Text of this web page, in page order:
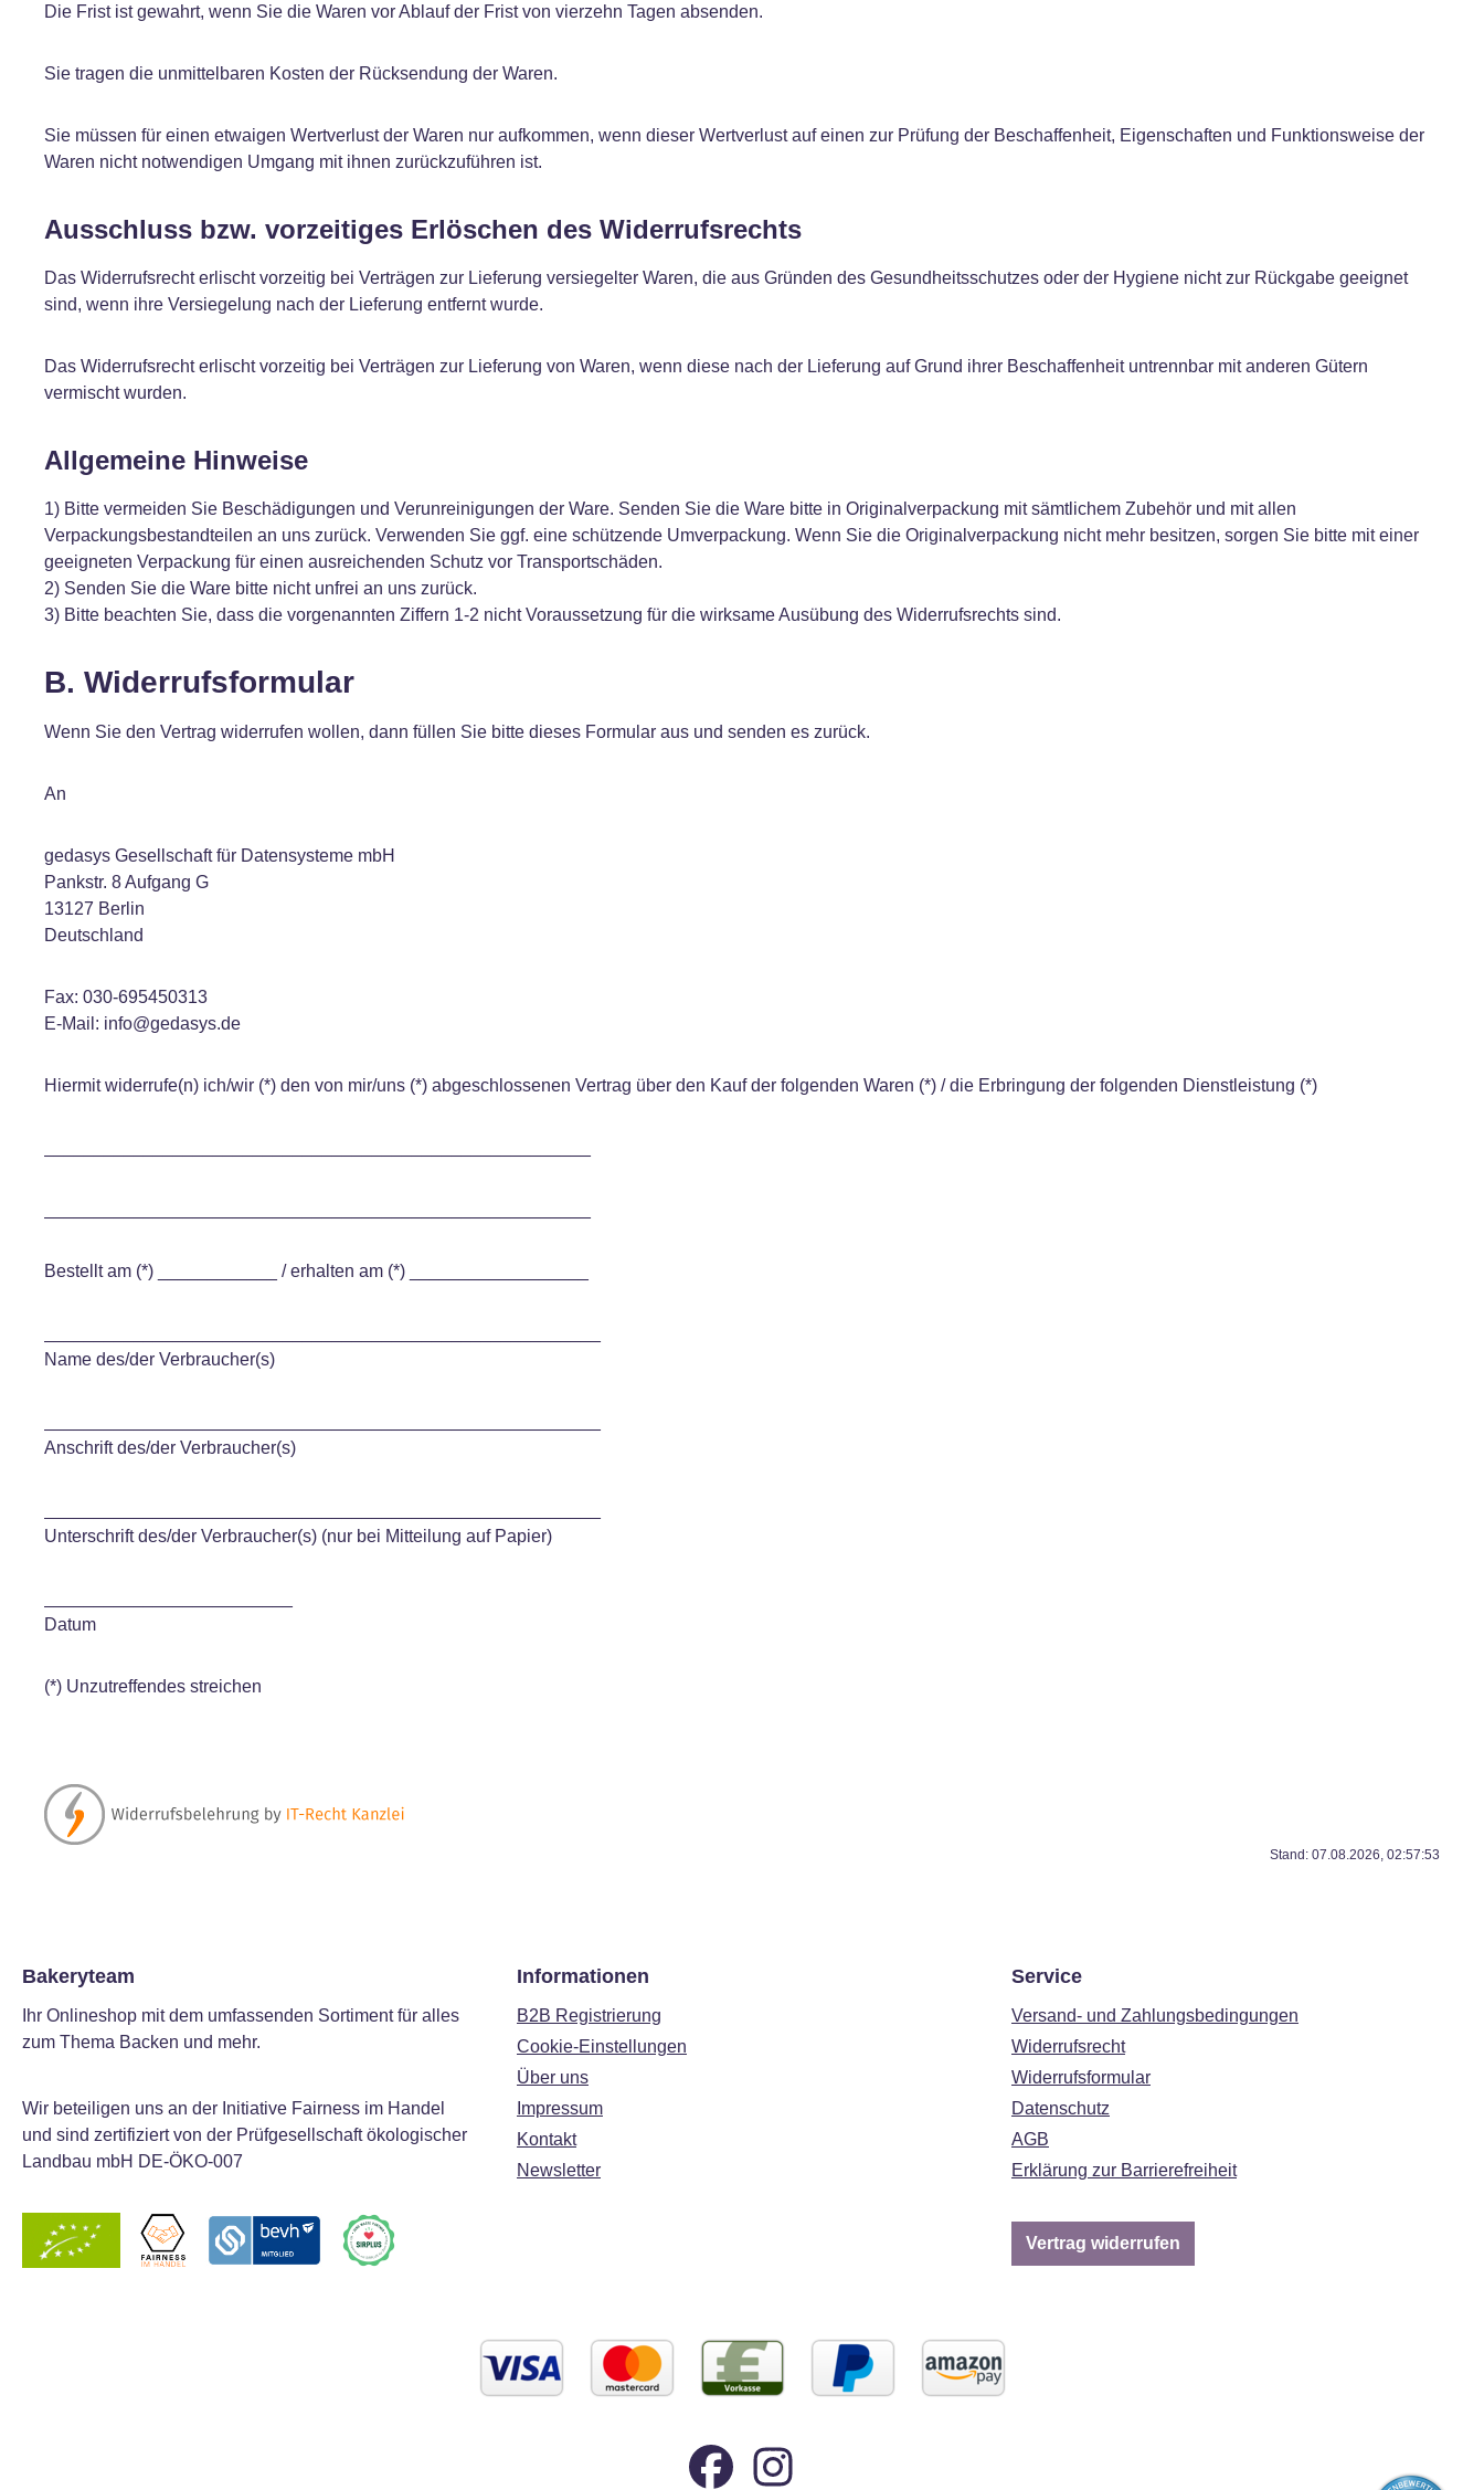
Die Frist ist gewahrt, wenn Sie die Waren vor Ablauf der Frist von vierzehn Tagen absenden.
Sie tragen die unmittelbaren Kosten der Rücksendung der Waren.
Sie müssen für einen etwaigen Wertverlust der Waren nur aufkommen, wenn dieser Wertverlust auf einen zur Prüfung der Beschaffenheit, Eigenschaften und Funktionsweise der
Waren nicht notwendigen Umgang mit ihnen zurückzuführen ist.
Ausschluss bzw. vorzeitiges Erlöschen des Widerrufsrechts
Das Widerrufsrecht erlischt vorzeitig bei Verträgen zur Lieferung versiegelter Waren, die aus Gründen des Gesundheitsschutzes oder der Hygiene nicht zur Rückgabe geeignet
sind, wenn ihre Versiegelung nach der Lieferung entfernt wurde.
Das Widerrufsrecht erlischt vorzeitig bei Verträgen zur Lieferung von Waren, wenn diese nach der Lieferung auf Grund ihrer Beschaffenheit untrennbar mit anderen Gütern
vermischt wurden.
Allgemeine Hinweise
1) Bitte vermeiden Sie Beschädigungen und Verunreinigungen der Ware. Senden Sie die Ware bitte in Originalverpackung mit sämtlichem Zubehör und mit allen
Verpackungsbestandteilen an uns zurück. Verwenden Sie ggf. eine schützende Umverpackung. Wenn Sie die Originalverpackung nicht mehr besitzen, sorgen Sie bitte mit einer
geeigneten Verpackung für einen ausreichenden Schutz vor Transportschäden.
2) Senden Sie die Ware bitte nicht unfrei an uns zurück.
3) Bitte beachten Sie, dass die vorgenannten Ziffern 1-2 nicht Voraussetzung für die wirksame Ausübung des Widerrufsrechts sind.
B. Widerrufsformular
Wenn Sie den Vertrag widerrufen wollen, dann füllen Sie bitte dieses Formular aus und senden es zurück.
An
gedasys Gesellschaft für Datensysteme mbH
Pankstr. 8 Aufgang G
13127 Berlin
Deutschland
Fax: 030-695450313
E-Mail: info@gedasys.de
Hiermit widerrufe(n) ich/wir (*) den von mir/uns (*) abgeschlossenen Vertrag über den Kauf der folgenden Waren (*) / die Erbringung der folgenden Dienstleistung (*)
Bestellt am (*) ____________ / erhalten am (*) __________________
Name des/der Verbraucher(s)
Anschrift des/der Verbraucher(s)
Unterschrift des/der Verbraucher(s) (nur bei Mitteilung auf Papier)
Datum
(*) Unzutreffendes streichen
Stand: 07.08.2026, 02:57:53
Bakeryteam
Ihr Onlineshop mit dem umfassenden Sortiment für alles
zum Thema Backen und mehr.
Wir beteiligen uns an der Initiative Fairness im Handel
und sind zertifiziert von der Prüfgesellschaft ökologischer
Landbau mbH DE-ÖKO-007
Informationen
B2B Registrierung
Cookie-Einstellungen
Über uns
Impressum
Kontakt
Newsletter
Service
Versand- und Zahlungsbedingungen
Widerrufsrecht
Widerrufsformular
Datenschutz
AGB
Erklärung zur Barrierefreiheit
Vertrag widerrufen